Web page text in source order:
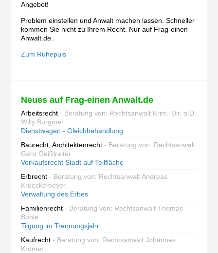
Angebot!
Problem einstellen und Anwalt machen lassen. Schneller
kommen Sie nicht zu Ihrem Recht. Nur auf Frag-einen-
Anwalt.de.
Zum Ruhepuls
Neues auf Frag-einen Anwalt.de
Arbeitsrecht - Beratung von: Rechtsanwalt Krim.-Dir. a.D.
Willy Burgmer
Dienstwagen - Gleichbehandlung
Baurecht, Architektenrecht - Beratung von: Rechtsanwalt
Gero Geißlreiter
Vorkaufsrecht Stadt auf Teilfläche
Erbrecht - Beratung von: Rechtsanwalt Andreas
Krueckemeyer
Verwaltung des Erbes
Familienrecht - Beratung von: Rechtsanwalt Thomas
Bohle
Tilgung im Trennungsjahr
Kaufrecht - Beratung von: Rechtsanwalt Johannes
Kromer